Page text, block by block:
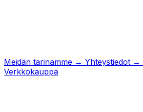
Meidän tarinamme → Yhteystiedot →
Verkkokauppa